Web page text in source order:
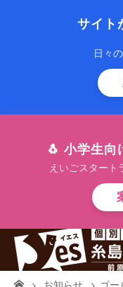
サイト
日々
🐧 小学生向
えいごスタート